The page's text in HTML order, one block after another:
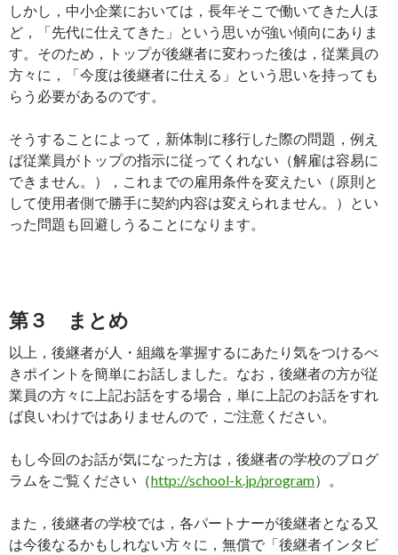
しかし，中小企業においては，長年そこで働いてきた人ほ
ど，「先代に仕えてきた」という思いが強い傾向にありま
す。そのため，トップが後継者に変わった後は，従業員の
方々に，「今度は後継者に仕える」という思いを持っても
らう必要があるのです。
そうすることによって，新体制に移行した際の問題，例え
ば従業員がトップの指示に従ってくれない（解雇は容易に
できません。），これまでの雇用条件を変えたい（原則と
して使用者側で勝手に契約内容は変えられません。）とい
った問題も回避しうることになります。
第３ まとめ
以上，後継者が人・組織を掌握するにあたり気をつけるべ
きポイントを簡単にお話しました。なお，後継者の方が従
業員の方々に上記お話をする場合，単に上記のお話をすれ
ば良いわけではありませんので，ご注意ください。
もし今回のお話が気になった方は，後継者の学校のプログ
ラムをご覧ください（http://school-k.jp/program）。
また，後継者の学校では，各パートナーが後継者となる又
は今後なるかもしれない方々に，無償で「後継者インタビ